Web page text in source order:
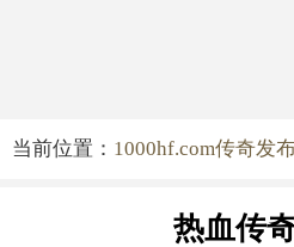
当前位置： 1000hf.com传奇发
热血传